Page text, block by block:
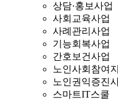
상담·홍보사업
사회교육사업
사례관리사업
기능회복사업
간호보건사업
노인사회참여
노인권익증진
스마트IT스쿨